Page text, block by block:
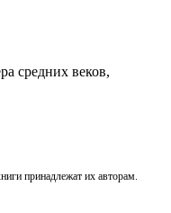
средних веков,
принадлежат их авторам.